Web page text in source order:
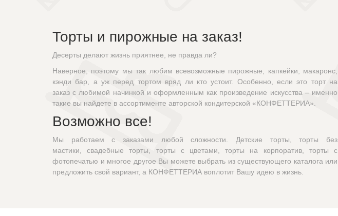
Торты и пирожные на заказ!
Десерты делают жизнь приятнее, не правда ли?
Наверное, поэтому мы так любим всевозможные пирожные, капкейки, макаронс,
кэнди бар, а уж перед тортом вряд ли кто устоит. Особенно, если это торт на
заказ с любимой начинкой и оформленным как произведение искусства – именно
такие вы найдете в ассортименте авторской кондитерской «КОНФЕТТЕРИА».
Возможно все!
Мы работаем с заказами любой сложности. Детские торты, торты без
мастики, свадебные торты, торты с цветами, торты на корпоратив, торты с
фотопечатью и многое другое Вы можете выбрать из существующего каталога или
предложить свой вариант, а КОНФЕТТЕРИА воплотит Вашу идею в жизнь.